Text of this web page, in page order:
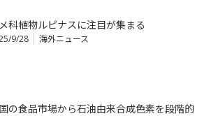
科植物ルピナスに注目が集まる
9/28 海外ニュース
の食品市場から石油由来合成色素を段階的